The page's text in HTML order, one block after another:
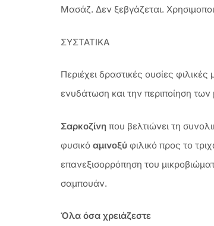
Μασάζ. Δεν ξεβγάζεται.
ΣΥΣΤΑΤΙΚΑ
Περιέχει δραστικές ουσίες
ενυδάτωση και την περιποίηση
Σαρκοζίνη που βελτιώνει τη
φυσικό αμινοξύ φιλικό προς το
επανεξισορρόπηση του
σαμπουάν.
Όλα όσα χρειάζεστε